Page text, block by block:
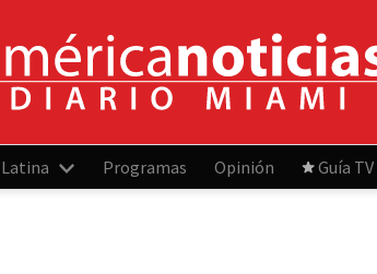
Programas Opinión Guía TV